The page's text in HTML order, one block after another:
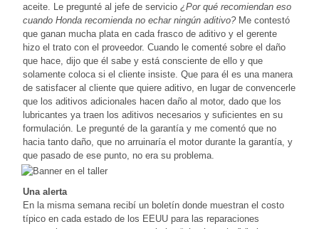
aceite. Le pregunté al jefe de servicio ¿Por qué recomiendan eso
cuando Honda recomienda no echar ningún aditivo?Me contestó
que ganan mucha plata en cada frasco de aditivo y el gerente
hizo el trato con el proveedor. Cuando le comenté sobre el daño
que hace, dijo que él sabe y está consciente de ello y que
solamente coloca si el cliente insiste. Que para él es una manera
de satisfacer al cliente que quiere aditivo, en lugar de convencerle
que los aditivos adicionales hacen daño al motor, dado que los
lubricantes ya traen los aditivos necesarios y suficientes en su
formulación. Le pregunté de la garantía y me comentó que no
hacia tanto daño, que no arruinaría el motor durante la garantía, y
que pasado de ese punto, no era su problema.
Una alerta
En la misma semana recibí un boletín donde muestran el costo
típico en cada estado de los EEUU para las reparaciones